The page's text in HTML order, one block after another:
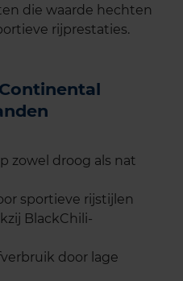
die waarde hechten
rijprestaties.
zowel droog als nat
sportieve rijstijlen
BlackChili-
door lage